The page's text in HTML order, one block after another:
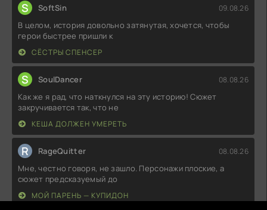
S SoftSin 09.08.26
В целом, история довольно затянутая, хочется, чтобы
герои быстрее пришли к
СЁСТРЫ СПЕНСЕР
S SoulDancer 08.08.26
Как же я рад, что наткнулся на эту историю! Сюжет
закручивается так, что не
КЕША ДОЛЖЕН УМЕРЕТЬ
R RageQuitter 08.08.26
Мне, честно говоря, не зашло. Персонажи плоские, а
сюжет предсказуемый до
МОЙ ПАРЕНЬ — КУПИДОН